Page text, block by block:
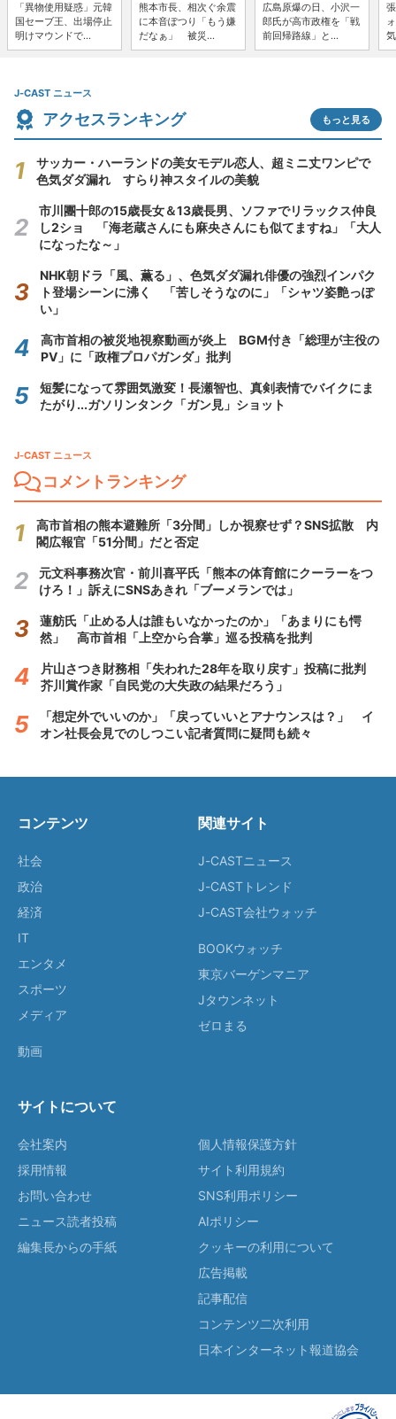
「異物使用疑惑」元韓
国セーブ王、出場停止
明けマウンドで...
熊本市長、相次ぐ余震
に本音ぽつり「もう嫌
だなぁ」 被災...
広島原爆の日、小沢一
郎氏が高市政権を「戦
前回帰路線」と...
J-CAST ニュース
アクセスランキング もっと見る
サッカー・ハーランドの美女モデル恋人、超ミニ丈ワンピで
色気ダダ漏れ すらり神スタイルの美貌
市川團十郎の15歳長女＆13歳長男、ソファでリラックス仲良
し2ショ 「海老蔵さんにも麻央さんにも似てますね」「大人
になったな～」
NHK朝ドラ「風、薫る」、色気ダダ漏れ俳優の強烈インパク
ト登場シーンに沸く 「苦しそうなのに」「シャツ姿艶っぽ
い」
高市首相の被災地視察動画が炎上 BGM付き「総理が主役の
PV」に「政権プロパガンダ」批判
短髪になって雰囲気激変！長瀬智也、真剣表情でバイクにま
たがり...ガソリンタンク「ガン見」ショット
J-CAST ニュース
コメントランキング
高市首相の熊本避難所「3分間」しか視察せず？SNS拡散 内
閣広報官「51分間」だと否定
元文科事務次官・前川喜平氏「熊本の体育館にクーラーをつ
けろ！」訴えにSNSあきれ「ブーメランでは」
蓮舫氏「止める人は誰もいなかったのか」「あまりにも愕
然」 高市首相「上空から合掌」巡る投稿を批判
片山さつき財務相「失われた28年を取り戻す」投稿に批判
芥川賞作家「自民党の大失政の結果だろう」
「想定外でいいのか」「戻っていいとアナウンスは？」 イ
オン社長会見でのしつこい記者質問に疑問も続々
コンテンツ
社会
政治
経済
IT
エンタメ
スポーツ
メディア
動画
関連サイト
J-CASTニュース
J-CASTトレンド
J-CAST会社ウォッチ
BOOKウォッチ
東京バーゲンマニア
Jタウンネット
ゼロまる
サイトについて
会社案内
採用情報
お問い合わせ
ニュース読者投稿
編集長からの手紙
個人情報保護方針
サイト利用規約
SNS利用ポリシー
AIポリシー
クッキーの利用について
広告掲載
記事配信
コンテンツ二次利用
日本インターネット報道協会